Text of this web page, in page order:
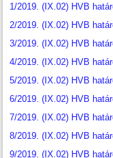
1/2019. (IX.02) HVB
2/2019. (IX.02) HVB
3/2019. (IX.02) HVB
4/2019. (IX.02) HVB
5/2019. (IX.02) HVB
6/2019. (IX.02) HVB
7/2019. (IX.02) HVB
8/2019. (IX.02) HVB
9/2019. (IX.02) HVB